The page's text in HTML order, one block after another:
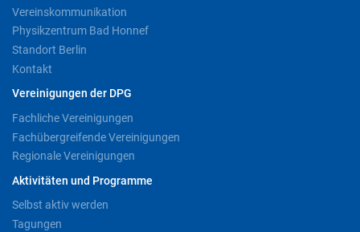
Vereinskommunikation
Physikzentrum Bad Honnef
Standort Berlin
Kontakt
Vereinigungen der DPG
Fachliche Vereinigungen
Fachübergreifende Vereinigungen
Regionale Vereinigungen
Aktivitäten und Programme
Selbst aktiv werden
Tagungen